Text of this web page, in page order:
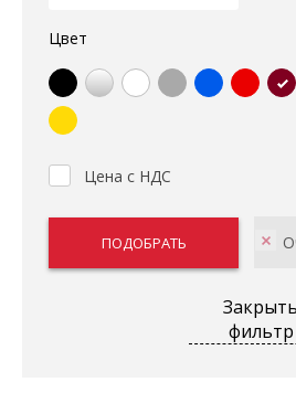
Цвет
Цена с НДС
Закрыть
фильтр